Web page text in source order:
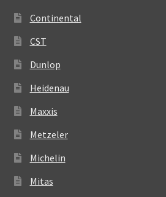
Continental
CST
Dunlop
Heidenau
Maxxis
Metzeler
Michelin
Mitas